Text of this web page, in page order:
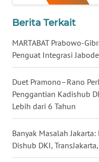
Berita Terkait
MARTABAT Prabowo-
Penguat Integrasi
Duet Pramono–Rano
Penggantian Kadishub
Lebih dari 6 Tahun
Banyak Masalah
Dishub DKI,
SUMSEL
BENGKULU
WN
LAMPUNG
WN
JATENG
WN
NUSANTARA